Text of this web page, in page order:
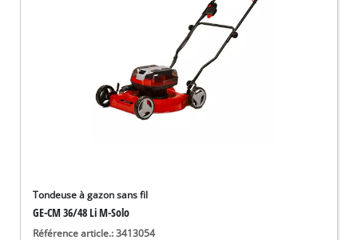
Tondeuse à gazon sans fil
GE-CM 36/48 Li M-Solo
Référence article.: 3413054